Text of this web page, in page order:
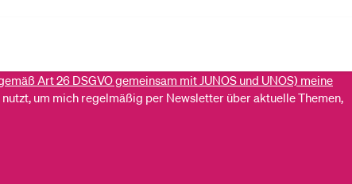
Art 26 DSGVO gemeinsam mit JUNOS und UNOS) meine
um mich regelmäßig per Newsletter über aktuelle Themen,